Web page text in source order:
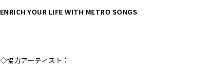
ENRICH YOUR LIFE WITH METRO SONGS
◇協力アーティスト：